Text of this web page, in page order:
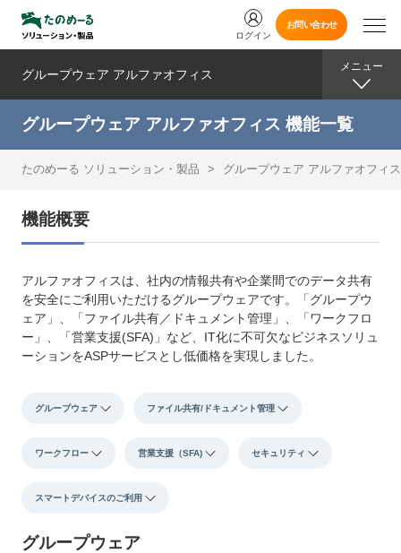
ログイン
お問い合わせ
グループウェア アルファオフィス
メニュー
グループウェア アルファオフィス 機能一覧
たのめーる ソリューション・製品 > グループウェア アルファオフィス
機能概要
アルファオフィスは、社内の情報共有や企業間でのデータ共有
を安全にご利用いただけるグループウェアです。「グループウ
ェア」、「ファイル共有／ドキュメント管理」、「ワークフロ
ー」、「営業支援(SFA)」など、IT化に不可欠なビジネスソリュ
ーションをASPサービスとし低価格を実現しました。
グループウェア ファイル共有/ドキュメント管理
ワークフロー 営業支援（SFA) セキュリティ
スマートデバイスのご利用
グループウェア